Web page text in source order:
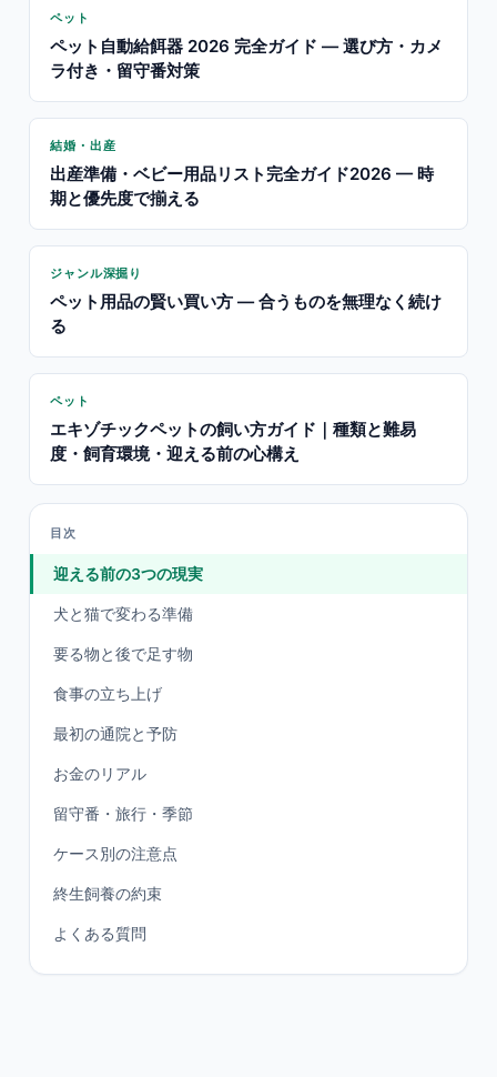
ペット
ペット自動給餌器 2026 完全ガイド — 選び方・カメ
ラ付き・留守番対策
結婚・出産
出産準備・ベビー用品リスト完全ガイド2026 — 時
期と優先度で揃える
ジャンル深掘り
ペット用品の賢い買い方 — 合うものを無理なく続け
る
ペット
エキゾチックペットの飼い方ガイド｜種類と難易
度・飼育環境・迎える前の心構え
目次
迎える前の3つの現実
犬と猫で変わる準備
要る物と後で足す物
食事の立ち上げ
最初の通院と予防
お金のリアル
留守番・旅行・季節
ケース別の注意点
終生飼養の約束
よくある質問